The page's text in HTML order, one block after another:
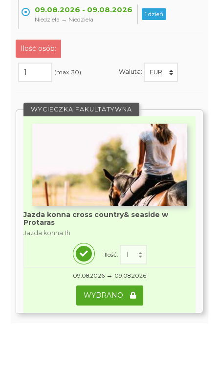
09.08.2026 - 09.08.2026
Niedziela → Niedziela
1 dzień
Ilość osób:
(max. 30) Waluta:
WYCIECZKA FAKULTATYWNA
Jazda konna cross country& seaside w
Protaras
Jazda konna 1h
Ilość:
09.08.2026 → 09.08.2026
WYBRANO